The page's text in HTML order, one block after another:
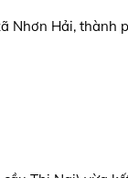
Nhơn Hải, thành